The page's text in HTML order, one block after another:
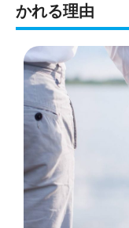
かれる理由